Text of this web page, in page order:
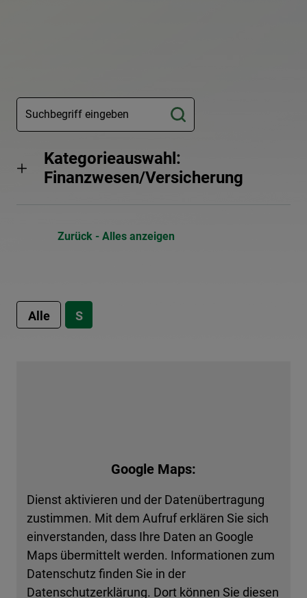
Kategorieauswahl:
Finanzwesen/Versicherung
Zurück - Alles anzeigen
Alle S
Google Maps:
Dienst aktivieren und der Datenübertragung
zustimmen. Mit dem Aufruf erklären Sie sich
einverstanden, dass Ihre Daten an Google
Maps übermittelt werden. Informationen zum
Datenschutz finden Sie in der
Datenschutzerklärung. Dort können Sie diesen